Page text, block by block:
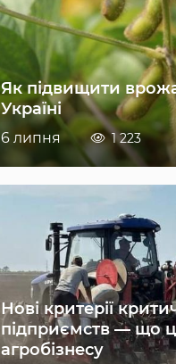
Як підвищити
Україні
6 липня 1 223
Нові критерії
підприємств — що
агробізнесу